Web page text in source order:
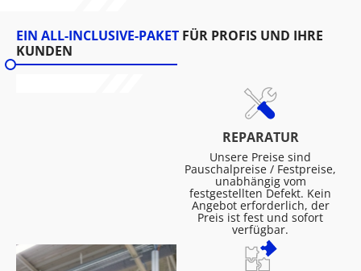
EIN ALL-INCLUSIVE-PAKET FÜR PROFIS UND IHRE
KUNDEN
REPARATUR
Unsere Preise sind
Pauschalpreise / Festpreise,
unabhängig vom
festgestellten Defekt. Kein
Angebot erforderlich, der
Preis ist fest und sofort
verfügbar.